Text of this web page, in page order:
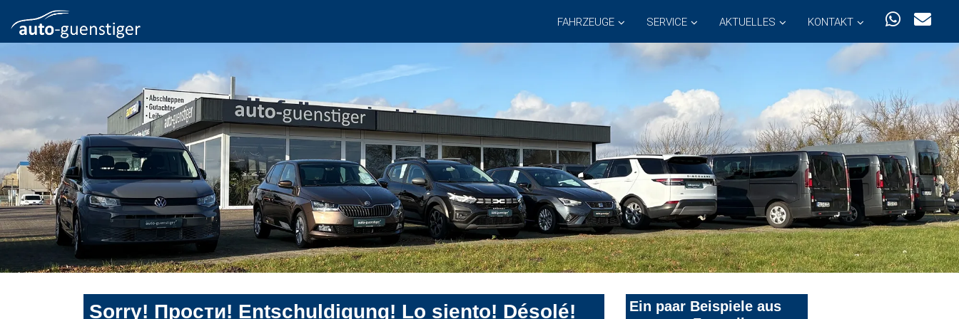
FAHRZEUGE SERVICE AKTUELLES KONTAKT
Sorry! Прости! Entschuldigung! Lo siento! Désolé!
Ein paar Beispiele aus